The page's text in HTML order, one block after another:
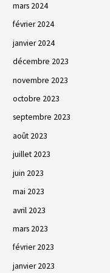
mars 2024
février 2024
janvier 2024
décembre 2023
novembre 2023
octobre 2023
septembre 2023
août 2023
juillet 2023
juin 2023
mai 2023
avril 2023
mars 2023
février 2023
janvier 2023